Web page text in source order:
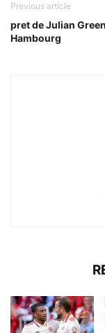
Previous article
pret de Julian
Hambourg